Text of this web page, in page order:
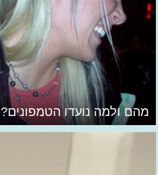
מהם ולמה נועדו הטמפונים?